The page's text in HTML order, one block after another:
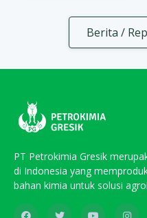
Berita /
PT Petrokimia Gresik
di Indonesia yang
bahan kimia untuk solusi